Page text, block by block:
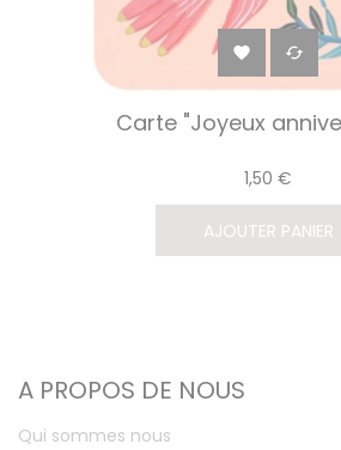
 
Carte "Joyeux
1,50 €
AJOUTER PANIER
A PROPOS DE NOUS
Qui sommes nous